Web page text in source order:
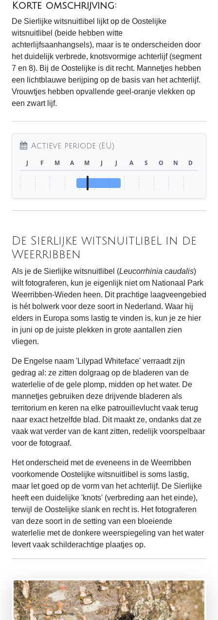
Korte omschrijving:
De Sierlijke witsnuitlibel lijkt op de Oostelijke
witsnuitlibel (beide hebben witte
achterlijfsaanhangsels), maar is te onderscheiden door
het duidelijk verbrede, knotsvormige achterlijf (segment
7 en 8). Bij de Oostelijke is dit recht. Mannetjes hebben
een lichtblauwe berijping op de basis van het achterlijf.
Vrouwtjes hebben opvallende geel-oranje vlekken op
een zwart lijf.
Actieve periode (EU)
J F M A M J J A S O N D
De Sierlijke witsnuitlibel in de
Weerribben
Als je de Sierlijke witsnuitlibel (Leucorrhinia caudalis)
wilt fotograferen, kun je eigenlijk niet om Nationaal Park
Weerribben-Wieden heen. Dit prachtige laagveengebied
is hét bolwerk voor deze soort in Nederland. Waar hij
elders in Europa soms lastig te vinden is, kun je ze hier
in juni op de juiste plekken in grote aantallen zien
vliegen.
De Engelse naam 'Lilypad Whiteface' verraadt zijn
gedrag al: ze zitten dolgraag op de bladeren van de
waterlelie of de gele plomp, midden op het water. De
mannetjes gebruiken deze drijvende bladeren als
territorium en keren na elke patrouillevlucht vaak terug
naar exact hetzelfde blad. Dit maakt ze, ondanks dat ze
vaak wat verder van de kant zitten, redelijk voorspelbaar
voor de fotograaf.
Het onderscheid met de eveneens in de Weerribben
voorkomende Oostelijke witsnuitlibel is soms lastig,
maar let goed op de vorm van het achterlijf. De Sierlijke
heeft een duidelijke 'knots' (verbreding aan het einde),
terwijl de Oostelijke slank en recht is. Het fotograferen
van deze soort in de setting van een bloeiende
waterlelie met de donkere weerspiegeling van het water
levert vaak schilderachtige plaatjes op.